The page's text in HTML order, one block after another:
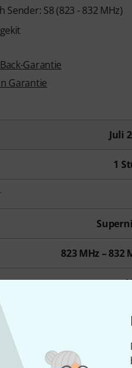
Sender: S8 (823 - 832 MHz)
Garantie
Garantie
Juli
1
823 MHz – 832